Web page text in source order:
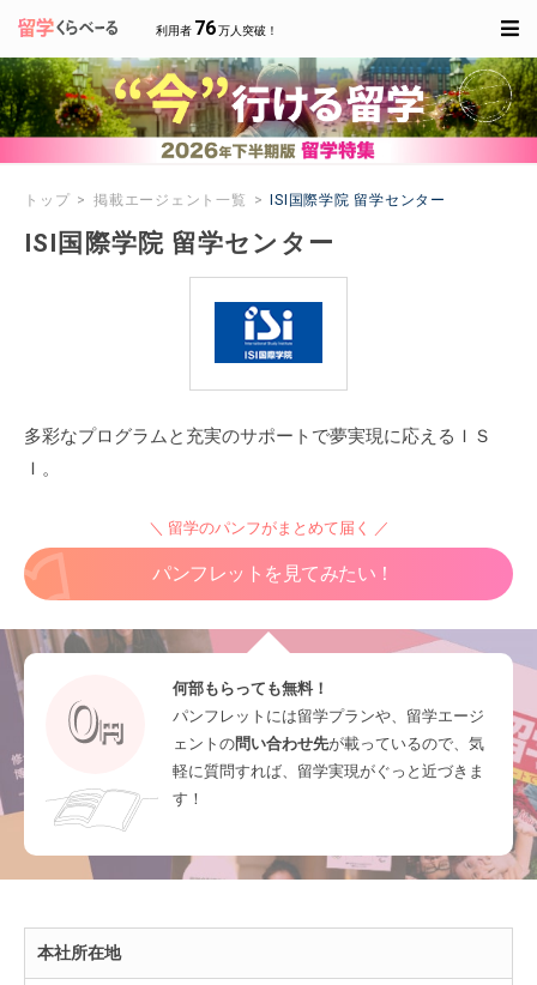
利用者 76万人突破！
トップ 掲載エージェント一覧 ISI国際学院 留学センター
ISI国際学院 留学センター
多彩なプログラムと充実のサポートで夢実現に応えるＩＳ
Ｉ。
＼ 留学のパンフがまとめて届く ／
パンフレットを見てみたい！
何部もらっても無料！
パンフレットには留学プランや、留学エージ
ェントの問い合わせ先が載っているので、気
軽に質問すれば、留学実現がぐっと近づきま
す！
本社所在地